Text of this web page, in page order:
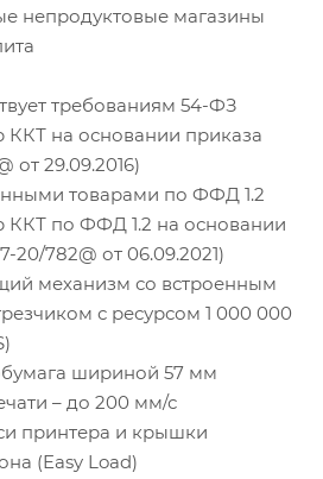
непродуктовые магазины
требованиям 54-ФЗ
ККТ на основании приказа
29.09.2016)
товарами по ФФД 1.2
ККТ по ФФД 1.2 на основании
782@ от 06.09.2021)
механизм со встроенным
с ресурсом 1 000 000
шириной 57 мм
– до 200 мм/с
принтера и крышки
(Easy Load)